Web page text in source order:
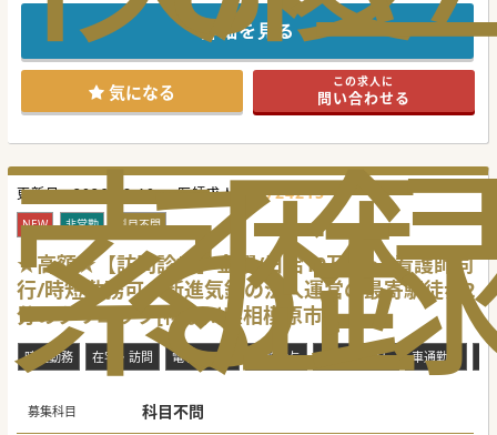
索
る
歴
詳細を見る
気になる この求人に
問い合わせる
更新日 :2026-08-10 医師求人ID : 724215
NEW 非常勤 科目不問
★高額★【訪問診療】金曜/日給10万円～/看護師同
行/時短勤務可◆新進気鋭の法人運営の最寄駅徒歩2
分のクリニック[神奈川県相模原市]
時短勤務 在宅・訪問 電子カルテ 高額給与 救急対応なし 車通勤可
募集科目 科目不問